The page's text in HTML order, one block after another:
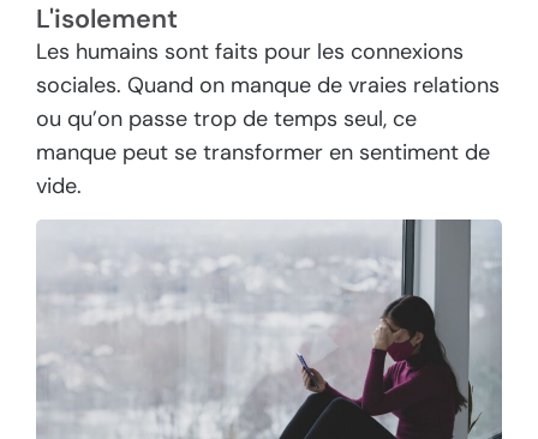
L'isolement
Les humains sont faits pour les connexions
sociales. Quand on manque de vraies relations
ou qu’on passe trop de temps seul, ce
manque peut se transformer en sentiment de
vide.